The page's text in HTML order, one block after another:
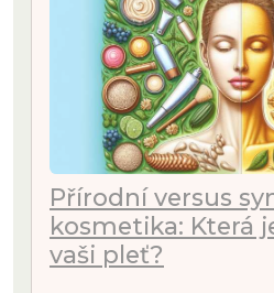
Přírodní versus
kosmetika: Která
vaši pleť?